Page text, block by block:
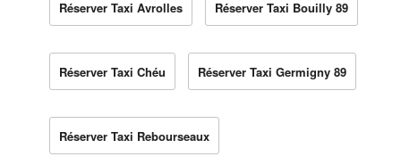
Réserver Taxi Avrolles Réserver Taxi Bouilly 89
Réserver Taxi Chéu Réserver Taxi Germigny 89
Réserver Taxi Rebourseaux